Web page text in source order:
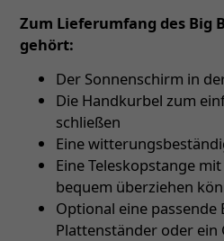
Zum Lieferumfang des Big
gehört:
Der Sonnenschirm in
Die Handkurbel zum
schließen
Eine
Eine Teleskopstange
bequem überziehen
Optional eine passende
Plattenständer oder ein